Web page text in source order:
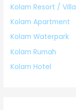
Kolam Resort / Villa
Kolam Apartment
Kolam Waterpark
Kolam Rumah
Kolam Hotel